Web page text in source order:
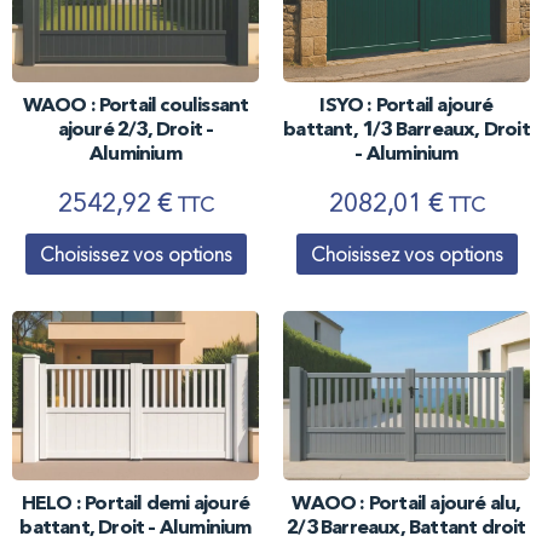
WAOO : Portail coulissant
ajouré 2/3, Droit –
Aluminium
2542,92 € TTC
Choisissez vos options
ISYO : Portail ajouré
battant, 1/3 Barreaux, Droit
– Aluminium
2082,01 € TTC
Choisissez vos options
HELO : Portail demi ajouré
battant, Droit – Aluminium
WAOO : Portail ajouré alu,
2/3 Barreaux, Battant droit